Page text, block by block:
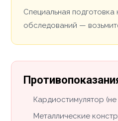
Специальная
обследований —
Кардиостимулятор
Металлические